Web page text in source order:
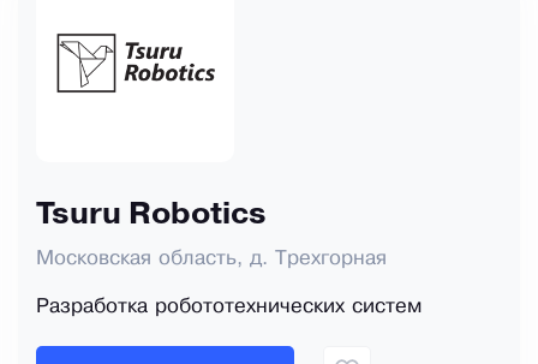
Tsuru Robotics
Московская область, д. Трехгорная
Разработка робототехнических систем